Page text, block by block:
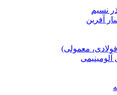
نسیم
آفرین
(فولادی، معمولی)
آلومینیمی